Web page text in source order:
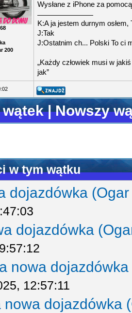
200
Wysłane z iPhone za
K:A ja jestem durnym osłem,
J:Tak
J:Ostatnim ch... Polski To ci
„Każdy człowiek musi w
jak”
|Nowszy
w tym wątku
dojazdówka
dojazdówka
nowa
12:57:11
nowa dojazdówka